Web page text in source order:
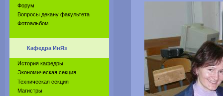
Форум
Вопросы декану факультета
Фотоальбом
Кафедра ИнЯз
История кафедры
Экономическая секция
Техническая секция
Магистры